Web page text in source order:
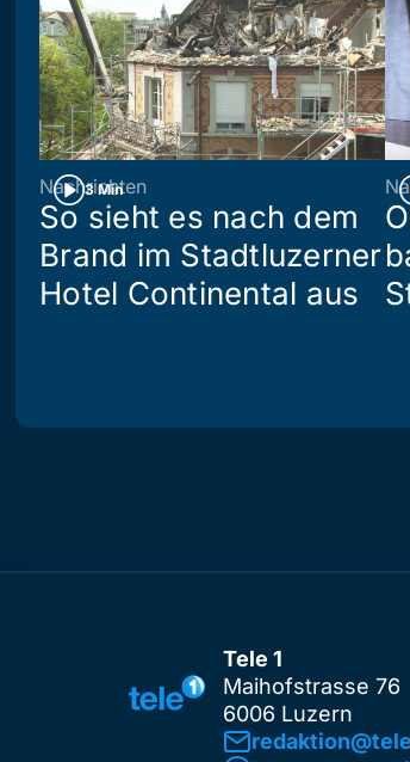
3 Min
Nachrichten
So sieht es nach dem
Brand im Stadtluzerner
Hotel Continental aus
Tele 1
Maihofstrasse 76
6006 Luzern